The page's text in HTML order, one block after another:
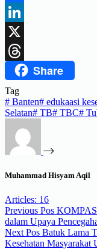
Facebook
LinkedIn
X
ThreadsShare
Tag
# Banten# edukaasi
Selatan# TB# TBC#
Muhammad Hisyam Aqil
Articles: 16
Previous Pos
dalam Upaya
Next Pos Batuk Lama
Kesehatan